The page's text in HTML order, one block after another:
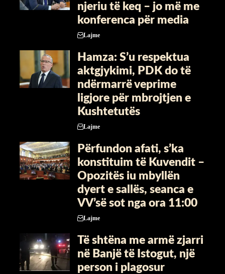
njeriu të keq – jo më me
konferenca për media
Lajme
Hamza: S’u respektua
aktgjykimi, PDK do të
ndërmarrë veprime
ligjore për mbrojtjen e
Kushtetutës
Lajme
Përfundon afati, s’ka
konstituim të Kuvendit –
Opozitës iu mbyllën
dyert e sallës, seanca e
VV’së sot nga ora 11:00
Lajme
Të shtëna me armë zjarri
në Banjë të Istogut, një
person i plagosur